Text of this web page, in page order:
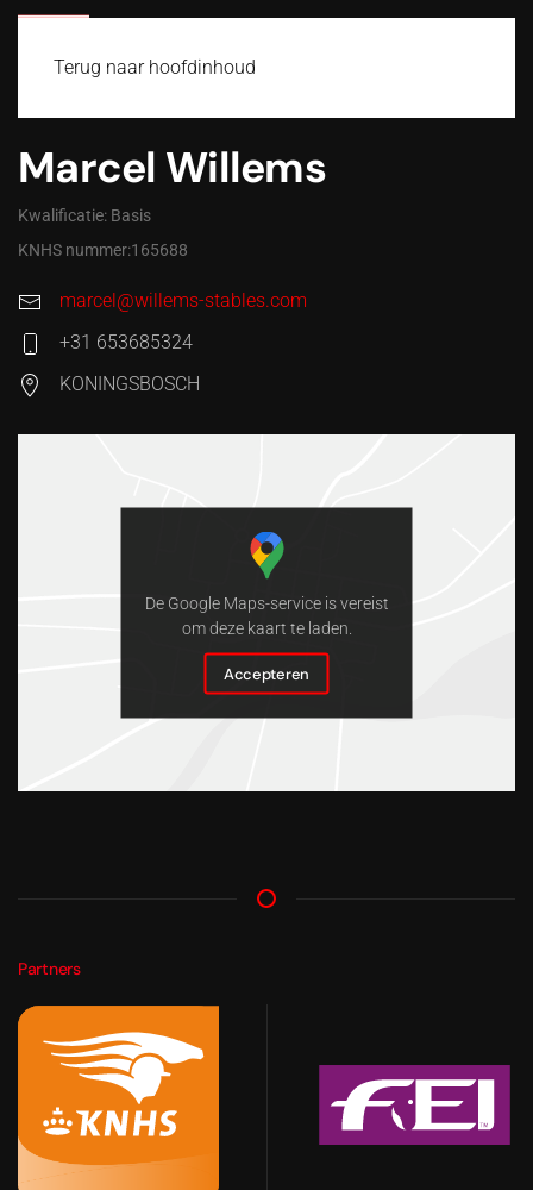
Terug naar hoofdinhoud
Marcel Willems
Kwalificatie: Basis
KNHS nummer:165688
marcel@willems-stables.com
+31 653685324
KONINGSBOSCH
De Google Maps-service is vereist
om deze kaart te laden.
Accepteren
Partners